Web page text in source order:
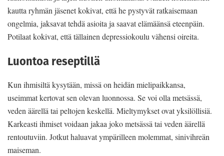
kautta ryhmän jäsenet kokivat, että he pystyvät ratkaisemaan
ongelmia, jaksavat tehdä asioita ja saavat elämäänsä eteenpäin.
Potilaat kokivat, että tällainen depressiokoulu vähensi oireita.
Luontoa reseptillä
Kun ihmisiltä kysytään, missä on heidän mielipaikkansa,
useimmat kertovat sen olevan luonnossa. Se voi olla metsässä,
veden äärellä tai peltojen keskellä. Mieltymykset ovat yksilöllisiä.
Karkeasti ihmiset voidaan jakaa joko metsässä tai veden äärellä
rentoutuviin. Jotkut haluavat ympärilleen molemmat, sinivihreän
maiseman.